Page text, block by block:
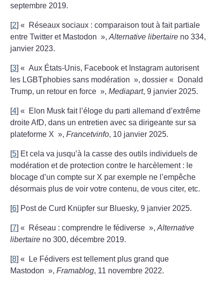
septembre 2019.
[2]«
Réseaux sociaux : comparaison tout à fait partiale
entre Twitter et Mastodon »,Alternative libertaire no 334,
janvier 2023.
[3]« Aux États-Unis, Facebook et Instagram autorisent
les LGBTphobies sans modération », dossier «
Donald
Trump, un retour en force »,Mediapart, 9 janvier 2025.
[4]«
Elon Musk fait l’éloge du parti allemand d’extrême
droite AfD, dans un entretien avec sa dirigeante sur sa
plateforme X »,Francetvinfo, 10 janvier 2025.
[5] Et cela va jusqu’à la casse des outils individuels de
modération et de protection contre le harcèlement : le
blocage d’un compte sur X par exemple ne l’empêche
désormais plus de voir votre contenu, de vous citer, etc.
[6] Post de Curd Knüpfer sur Bluesky, 9 janvier 2025.
[7]« Réseau : comprendre le fédiverse »,Alternative
libertaire no 300, décembre 2019.
[8]«
Le Fédivers est tellement plus grand que
Mastodon »,Framablog, 11 novembre 2022.